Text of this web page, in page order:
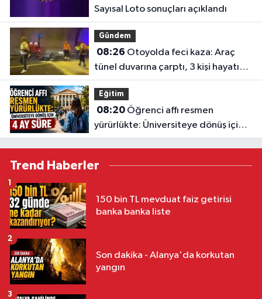
Sayısal Loto sonuçları açıklandı
Gündem
08:26
tünel duvarına çarptı, 3 kişi hayatını
kaybetti
Eğitim
08:20Öğrenci affı resmen
yürürlükte: Üniversiteye dönüş için 4
ay süre
Trend Haberler
150 bin TL mevduat faiz getirisi
banka banka liste
1
Son dakika - Alanya'da korkutan
yangın
2
3